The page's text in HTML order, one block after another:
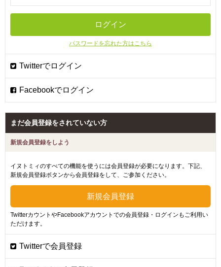
パスワードを忘れた方はこちら
まだ会員登録をされていない方
新規会員登録をしよう
イヌトミィのすべての機能を使うには会員登録が必要になります。下記、
新規会員登録ボタンから会員登録をして、ご参加ください。
TwitterカウントやFacebookアカウントでの会員登録・ログインもご利用い
ただけます。